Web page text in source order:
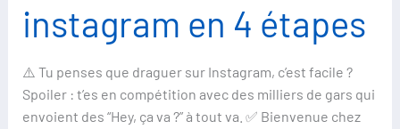
instagram en 4 étapes
⚠️ Tu penses que draguer sur Instagram, c’est facile ?
Spoiler : t’es en compétition avec des milliers de gars qui
envoient des “Hey, ça va ?” à tout va. ✅ Bienvenue chez